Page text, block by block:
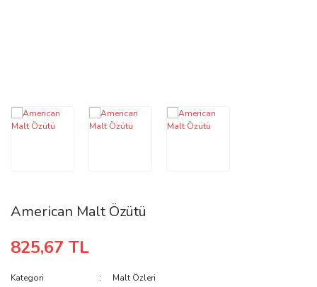
American Malt Özütü
825,67 TL
Kategori
Malt Özleri